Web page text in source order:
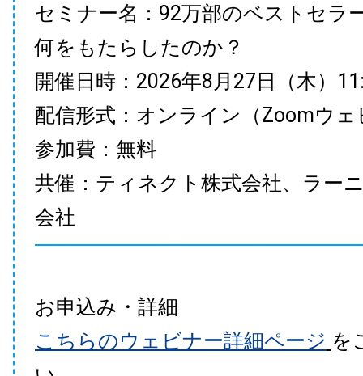
セミナー名：92万部のベストセラ
何をもたらしたのか？
開催日時：2026年8月27日（木）
配信形式：オンライン（Zoomウェ
参加費：無料
共催：ティネクト株式会社、ラー
会社
お申込み・詳細
こちらのウェビナー詳細ページ を